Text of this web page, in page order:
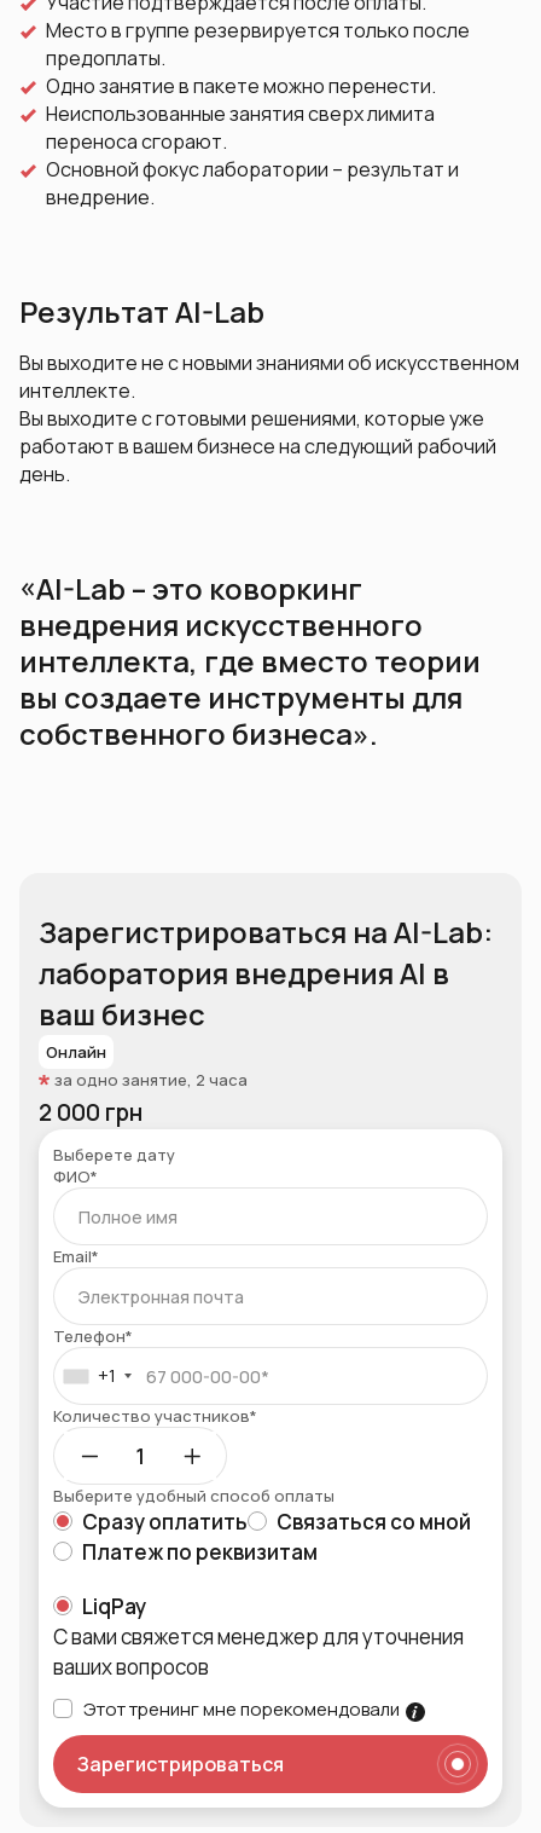
Место в группе резервируется только после
предоплаты.
Одно занятие в пакете можно перенести.
Неиспользованные занятия сверх лимита
переноса сгорают.
Основной фокус лаборатории – результат и
внедрение.
Результат AI-Lab
Вы выходите не с новыми знаниями об искусственном
интеллекте.
Вы выходите с готовыми решениями, которые уже
работают в вашем бизнесе на следующий рабочий
день.
«AI-Lab – это коворкинг
внедрения искусственного
интеллекта, где вместо теории
вы создаете инструменты для
собственного бизнеса».
Зарегистрироваться на AI-Lab:
лаборатория внедрения AI в
ваш бизнес
Онлайн
за одно занятие, 2 часа
2 000 грн
Выберете дату
ФИО*
Email*
Телефон*
+1
Количество участников*
Выберите удобный способ оплаты
Сразу оплатить
Связаться со мной
Платеж по реквизитам
LiqPay
С вами свяжется менеджер для уточнения
ваших вопросов
Этот тренинг мне порекомендовали
Зарегистрироваться